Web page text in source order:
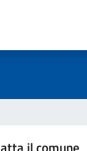
il comune